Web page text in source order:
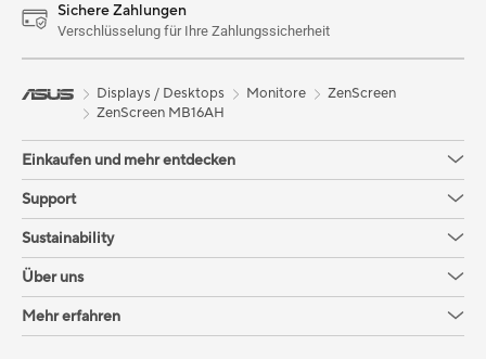
Sichere Zahlungen
Verschlüsselung für Ihre Zahlungssicherheit
Displays / Desktops Monitore
ZenScreen
ZenScreen MB16AH
Einkaufen und mehr entdecken
Support
Sustainability
Über uns
Mehr erfahren